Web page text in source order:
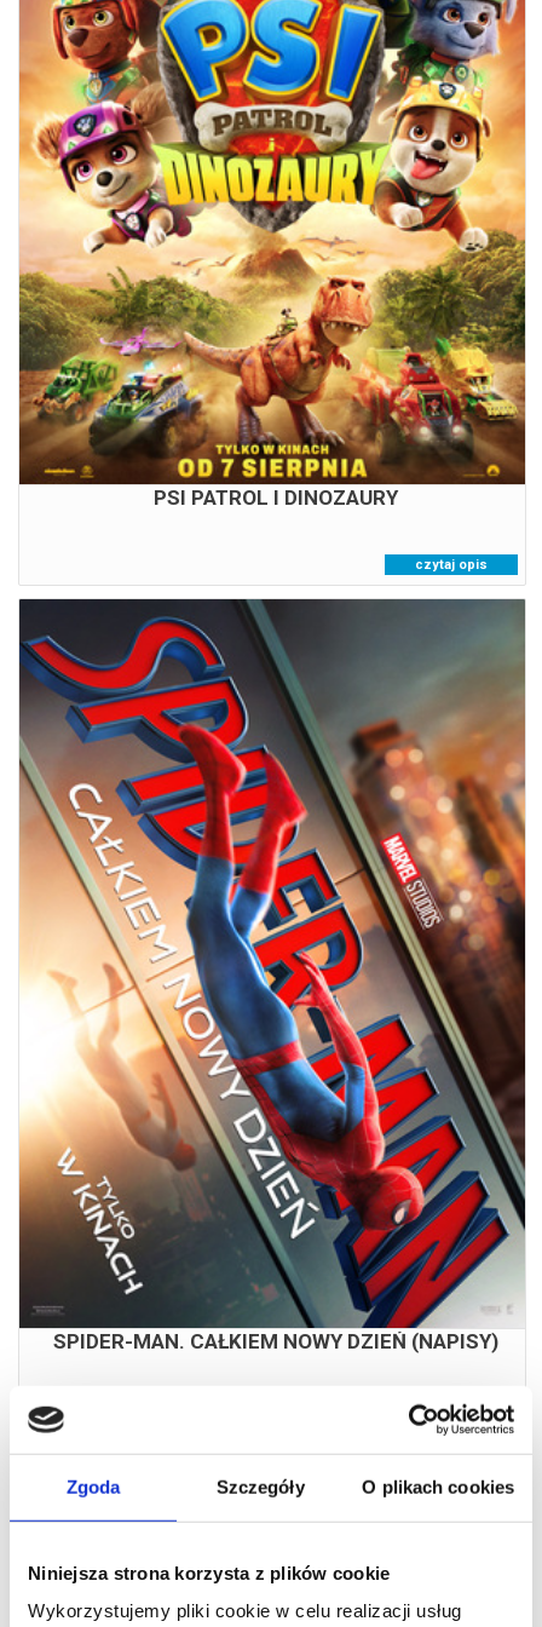
Zgoda Szczegóły O plikach cookies
Niniejsza strona korzysta z plików cookie
Wykorzystujemy pliki cookie w celu realizacji usług
PSI PATROL I DINOZAURY
PSI PATROL I DINOZAURY
08.08.2026
13:30
15:15
17:00
czytaj opis
SPIDER-MAN. CAŁKIEM NOWY DZIEŃ (NAPISY)
SPIDER-MAN. CAŁKIEM NOWY DZIEŃ (NAPISY)
08.08.2026
18:30
czytaj opis